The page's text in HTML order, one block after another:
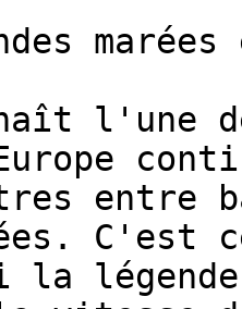
l'une
entre
C'est
légende